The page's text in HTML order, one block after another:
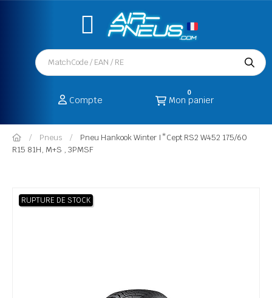
Compte Mon panier
0
Pneus
Pneu Hankook Winter I*Cept RS2 W452 175/60
R15 81H, M+S , 3PMSF
RUPTURE DE STOCK